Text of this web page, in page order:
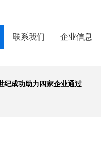
联系我们 企业信息
纪成功助力四家企业通过